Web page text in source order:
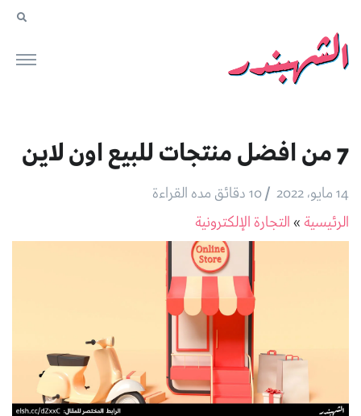
7 من افضل منتجات للبيع اون لاين
14 مايو، 2022 /10 دقائق مده القراءة
الرئيسية »التجارة الإلكترونية